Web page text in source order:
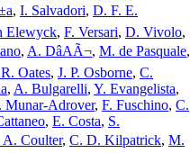
, I. Salvadori, D. F. E.
Elewyck, F. Versari, D. Vivolo,
, A. DâAÃ¬, M. de Pasquale,
Oates, J. P. Osborne, C.
, A. Bulgarelli, Y. Evangelista,
Munar-Adrover, F. Fuschino, C.
, E. Costa, S.
A. Coulter, C. D. Kilpatrick, M.